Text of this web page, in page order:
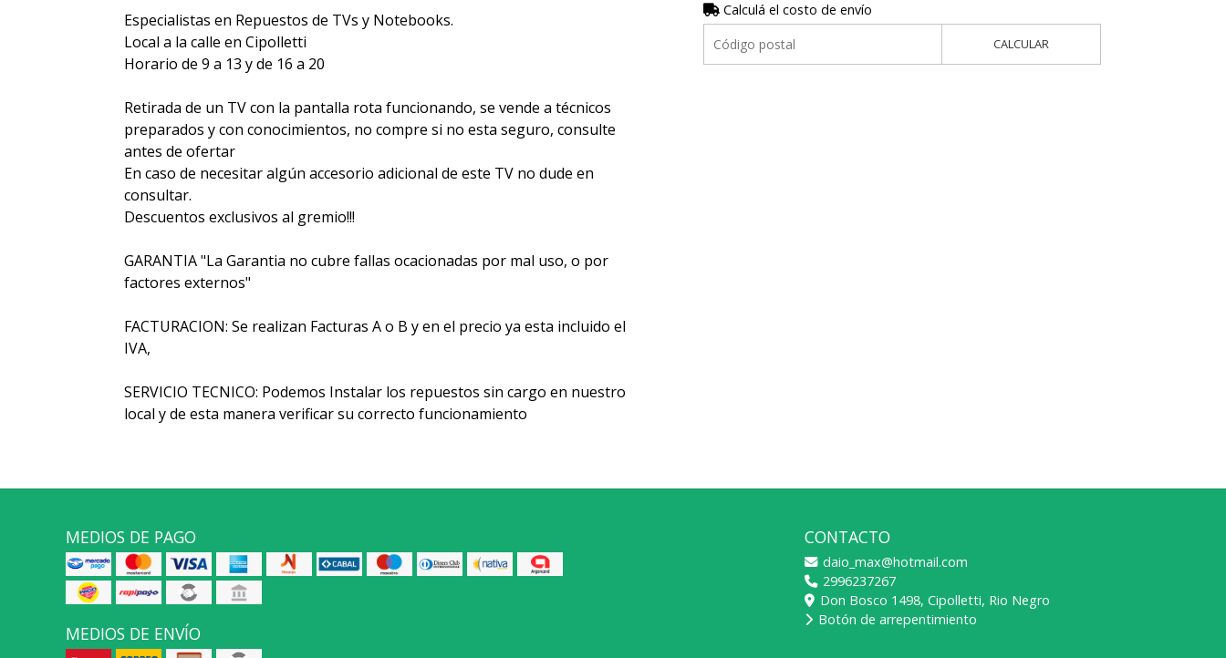
Especialistas en Repuestos de TVs y Notebooks.
Local a la calle en Cipolletti
Horario de 9 a 13 y de 16 a 20
Retirada de un TV con la pantalla rota funcionando, se vende a técnicos
preparados y con conocimientos, no compre si no esta seguro, consulte
antes de ofertar
En caso de necesitar algún accesorio adicional de este TV no dude en
consultar.
Descuentos exclusivos al gremio!!!
GARANTIA "La Garantia no cubre fallas ocacionadas por mal uso, o por
factores externos"
FACTURACION: Se realizan Facturas A o B y en el precio ya esta incluido el
IVA,
SERVICIO TECNICO: Podemos Instalar los repuestos sin cargo en nuestro
local y de esta manera verificar su correcto funcionamiento
Calculá el costo de envío
CALCULAR
MEDIOS DE PAGO
MEDIOS DE ENVÍO
CONTACTO
daio_max@hotmail.com
2996237267
Don Bosco 1498, Cipolletti, Rio Negro
Botón de arrepentimiento